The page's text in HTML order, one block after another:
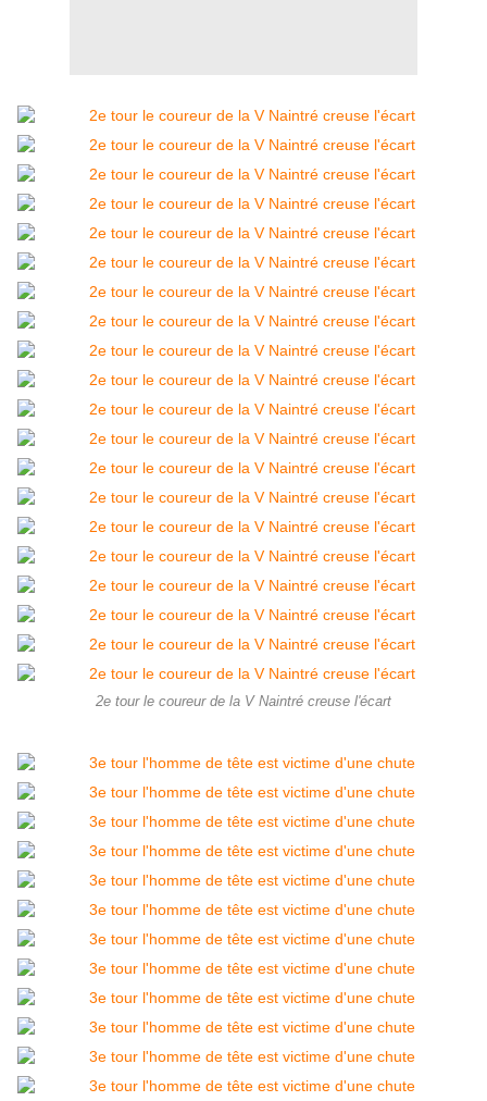
2e tour le coureur de la V Naintré creuse l'écart